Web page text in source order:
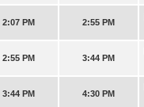
2:07 PM 2:55 PM
2:55 PM 3:44 PM
3:44 PM 4:30 PM